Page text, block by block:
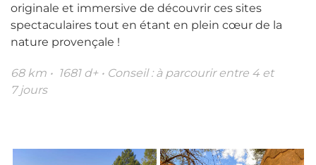
originale et immersive de découvrir ces sites
spectaculaires tout en étant en plein cœur de la
nature provençale !
68 km • 1681 d+ • Conseil : à parcourir entre 4 et
7 jours